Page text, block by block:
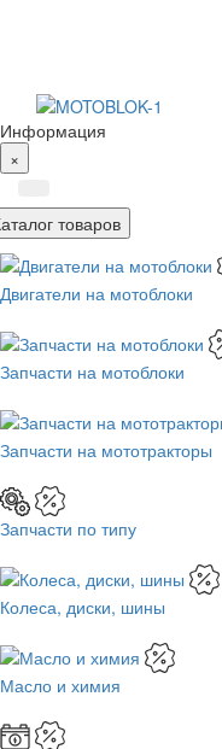
Информация
×
товаров
Двигатели на мотоблоки
Запчасти на мотоблоки
Запчасти на мототракторы
Запчасти по типу
Колеса, диски, шины
Масло и химия